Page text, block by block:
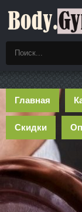
Главная
Скидки